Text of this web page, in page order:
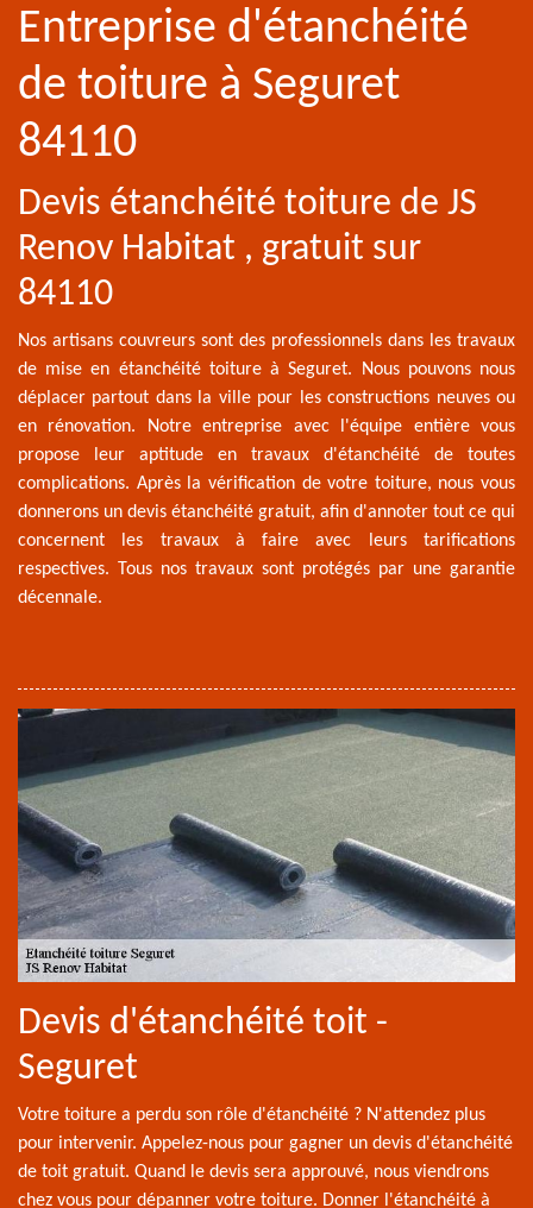
Entreprise d'étanchéité
de toiture à Seguret
84110
Devis étanchéité toiture de JS
Renov Habitat , gratuit sur
84110
Nos artisans couvreurs sont des professionnels dans les travaux
de mise en étanchéité toiture à Seguret. Nous pouvons nous
déplacer partout dans la ville pour les constructions neuves ou
en rénovation. Notre entreprise avec l'équipe entière vous
propose leur aptitude en travaux d'étanchéité de toutes
complications. Après la vérification de votre toiture, nous vous
donnerons un devis étanchéité gratuit, afin d'annoter tout ce qui
concernent les travaux à faire avec leurs tarifications
respectives. Tous nos travaux sont protégés par une garantie
décennale.
Devis d'étanchéité toit -
Seguret
Votre toiture a perdu son rôle d'étanchéité ? N'attendez plus
pour intervenir. Appelez-nous pour gagner un devis d'étanchéité
de toit gratuit. Quand le devis sera approuvé, nous viendrons
chez vous pour dépanner votre toiture. Donner l'étanchéité à